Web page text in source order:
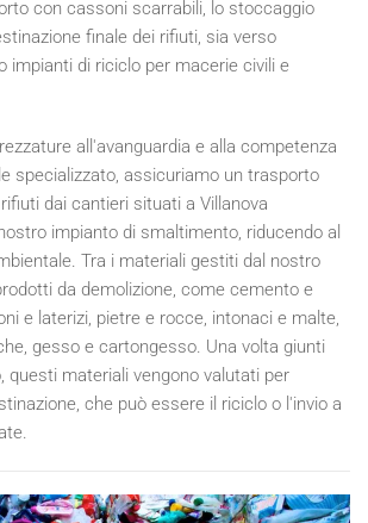
con cassoni scarrabili, lo stoccaggio
finale dei rifiuti, sia verso
impianti di riciclo per macerie civili e
all'avanguardia e alla competenza
specializzato, assicuriamo un trasporto
dai cantieri situati a Villanova
impianto di smaltimento, riducendo al
Tra i materiali gestiti dal nostro
da demolizione, come cemento e
e laterizi, pietre e rocce, intonaci e malte,
gesso e cartongesso. Una volta giunti
questi materiali vengono valutati per
che può essere il riciclo o l'invio a